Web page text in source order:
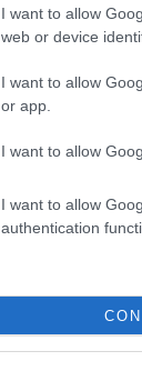
I want to allow
web or device
I want to allow
or app.
I want to allow
I want to allow
authentication